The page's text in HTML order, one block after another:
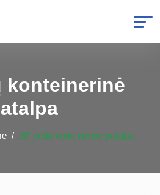
konteinerinė
20′ pėdų konteinerinė patalpa